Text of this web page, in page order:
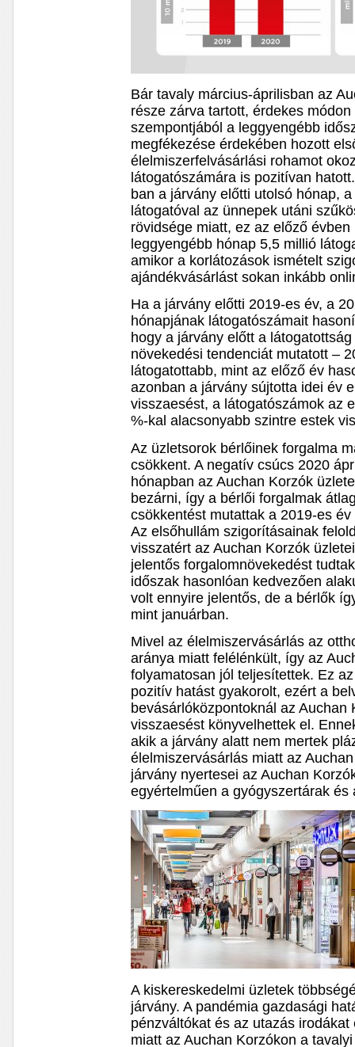
Bár tavaly március-áprilisban az
része zárva tartott, érdekes
szempontjából a leggyengébb
megfékezése érdekében hozott
élelmiszerfelvásárlási rohamot
látogatószámára is pozitívan
ban a járvány előtti utolsó hónap,
látogatóval az ünnepek utáni
rövidsége miatt, ez az előző
leggyengébb hónap 5,5 millió
amikor a korlátozások ismételt
ajándékvásárlást sokan inkább
Ha a járvány előtti 2019-es év, a
hónapjának látogatószámait
hogy a járvány előtt a
növekedési tendenciát mutatott –
látogatottabb, mint az előző év
azonban a járvány sújtotta idei év
visszaesést, a látogatószámok az
%-kal alacsonyabb szintre estek
Az üzletsorok bérlőinek forgalma
csökkent. A negatív csúcs 2020
hónapban az Auchan Korzók
bezárni, így a bérlői forgalmak
csökkentést mutattak a 2019-es
Az elsőhullám szigorításainak
visszatért az Auchan Korzók
jelentős forgalomnövekedést
időszak hasonlóan kedvezően
volt ennyire jelentős, de a bérlők
mint januárban.
Mivel az élelmiszervásárlás az
aránya miatt felélénkült, így az
folyamatosan jól teljesítettek. Ez
pozitív hatást gyakorolt, ezért a
bevásárlóközpontoknál az Auchan
visszaesést könyvelhettek el.
akik a járvány alatt nem mertek
élelmiszervásárlás miatt az
járvány nyertesei az Auchan
egyértelműen a gyógyszertárak és
A kiskereskedelmi üzletek
járvány. A pandémia gazdasági
pénzváltókat és az utazás
miatt az Auchan Korzókon a